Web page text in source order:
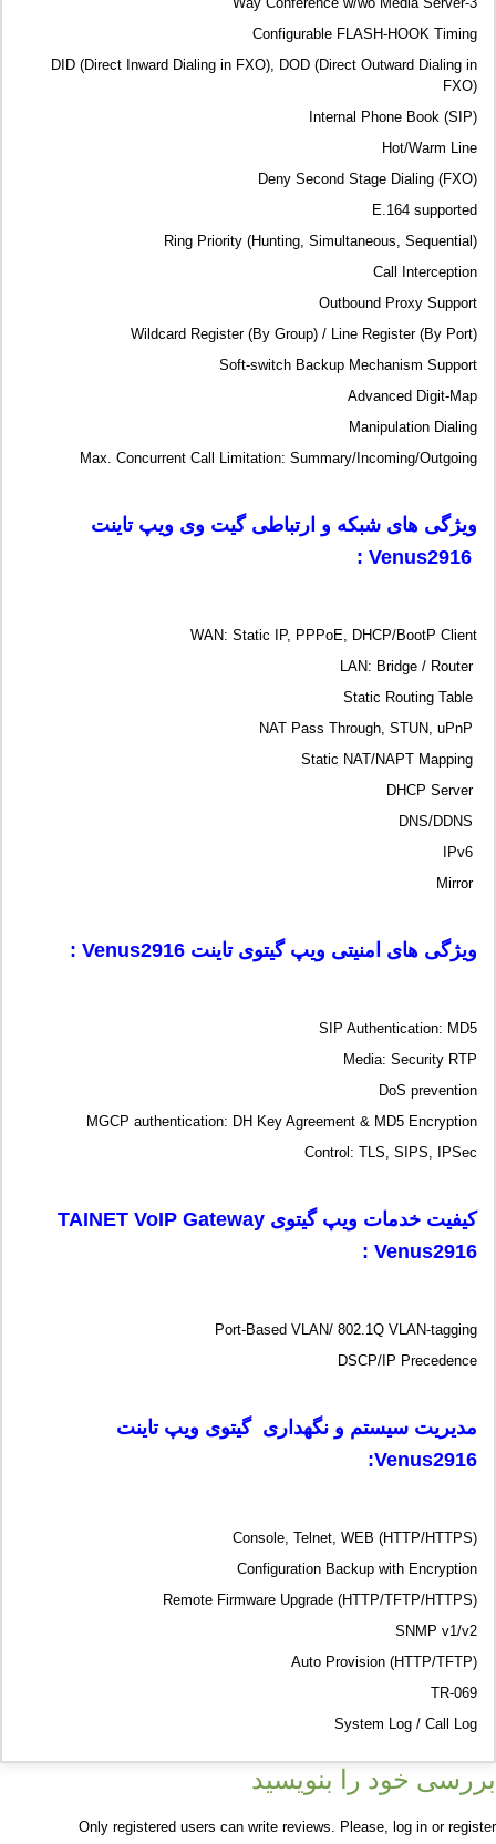
Configurable FLASH-HOOK Timing
DID (Direct Inward Dialing in FXO), DOD (Direct Outward Dialing in
FXO)
Internal Phone Book (SIP)
Hot/Warm Line
Deny Second Stage Dialing (FXO)
E.164 supported
Ring Priority (Hunting, Simultaneous, Sequential)
Call Interception
Outbound Proxy Support
Wildcard Register (By Group) / Line Register (By Port)
Soft-switch Backup Mechanism Support
Advanced Digit-Map
Manipulation Dialing
Max. Concurrent Call Limitation: Summary/Incoming/Outgoing
ویژگی های شبکه و ارتباطی گیت وی ویپ تاینت
Venus2916
:
WAN: Static IP, PPPoE, DHCP/BootP Client
LAN: Bridge / Router
DHCP Server
Mirror
ویژگی های امنیتی ویپ گیتوی تاینت Venus2916
:
SIP Authentication: MD5
Media: Security RTP
DoS prevention
MGCP authentication: DH Key Agreement & MD5 Encryption
Control: TLS, SIPS, IPSec
کیفیت خدمات ویپ گیتوی TAINET VoIP Gateway
Venus2916
:
Port-Based VLAN/ 802.1Q VLAN-tagging
DSCP/IP Precedence
مدیریت سیستم و نگهداری گیتوی ویپ تاینت
Venus2916
:
Console, Telnet, WEB (HTTP/HTTPS)
Configuration Backup with Encryption
Remote Firmware Upgrade (HTTP/TFTP/HTTPS)
SNMP v1/v2
Auto Provision (HTTP/TFTP)
TR-069
System Log / Call Log
بررسی خود را بنویسید
Only registered users can write reviews. Please, log in or register